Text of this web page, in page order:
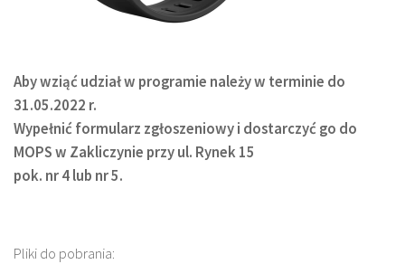
Aby wziąć udział w programie należy w terminie do
31.05.2022 r.
Wypełnić formularz zgłoszeniowy i dostarczyć go do
MOPS w Zakliczynie przy ul. Rynek 15
pok. nr 4 lub nr 5.
Pliki do pobrania: